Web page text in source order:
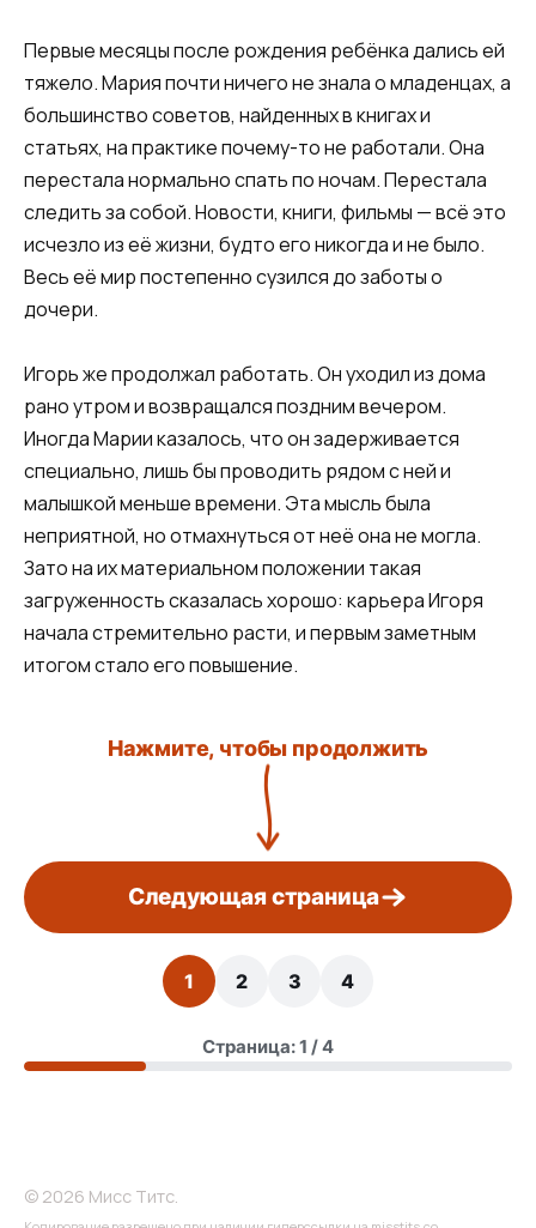
Первые месяцы после рождения ребёнка дались ей
тяжело. Мария почти ничего не знала о младенцах, а
большинство советов, найденных в книгах и
статьях, на практике почему-то не работали. Она
перестала нормально спать по ночам. Перестала
следить за собой. Новости, книги, фильмы — всё это
исчезло из её жизни, будто его никогда и не было.
Весь её мир постепенно сузился до заботы о
дочери.
Игорь же продолжал работать. Он уходил из дома
рано утром и возвращался поздним вечером.
Иногда Марии казалось, что он задерживается
специально, лишь бы проводить рядом с ней и
малышкой меньше времени. Эта мысль была
неприятной, но отмахнуться от неё она не могла.
Зато на их материальном положении такая
загруженность сказалась хорошо: карьера Игоря
начала стремительно расти, и первым заметным
итогом стало его повышение.
Нажмите, чтобы продолжить
Следующая страница
1 2 3 4
Страница: 1 / 4
© 2026 Мисс Титс.